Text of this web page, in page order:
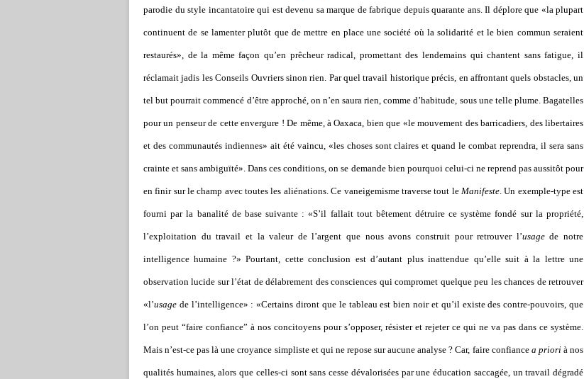
parodie du style incantatoire qui est devenu sa marque de fabrique depuis quarante ans. Il déplore que «la plupart
continuent de se lamenter plutôt que de mettre en place une société où la solidarité et le bien commun seraient
restaurés», de la même façon qu’en prêcheur radical, promettant des lendemains qui chantent sans fatigue, il
réclamait jadis les Conseils Ouvriers sinon rien. Par quel travail historique précis, en affrontant quels obstacles, un
tel but pourrait commencé d’être approché, on n’en saura rien, comme d’habitude, sous une telle plume. Bagatelles
pour un penseur de cette envergure ! De même, à Oaxaca, bien que «le mouvement des barricadiers, des libertaires
et des communautés indiennes» ait été vaincu, «les choses sont claires et quand le combat reprendra, il sera sans
crainte et sans ambiguïté». Dans ces conditions, on se demande bien pourquoi celui-ci ne reprend pas aussitôt pour
en finir sur le champ avec toutes les aliénations. Ce vaneigemisme traverse tout le Manifeste. Un exemple-type est
fourni par la banalité de base suivante : «S’il fallait tout bêtement détruire ce système fondé sur la propriété,
l’exploitation du travail et la valeur de l’argent que nous avons construit pour retrouver l’usagede notre
intelligence humaine ?» Pourtant, cette conclusion est d’autant plus inattendue qu’elle suit à la lettre une
observation lucide sur l’état de délabrement des consciences qui compromet quelque peu les chances de retrouver
«l’usage de l’intelligence» : «Certains diront que le tableau est bien noir et qu’il existe des contre-pouvoirs, que
l’on peut “faire confiance” à nos concitoyens pour s’opposer, résister et rejeter ce qui ne va pas dans ce système.
Mais n’est-ce pas là une croyance simpliste et qui ne repose sur aucune analyse ? Car, faire confiance a priorià nos
qualités humaines, alors que celles-ci sont sans cesse dévalorisées par une éducation saccagée, un travail dégradé